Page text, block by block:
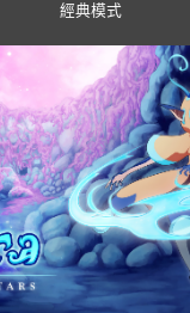
經典模式